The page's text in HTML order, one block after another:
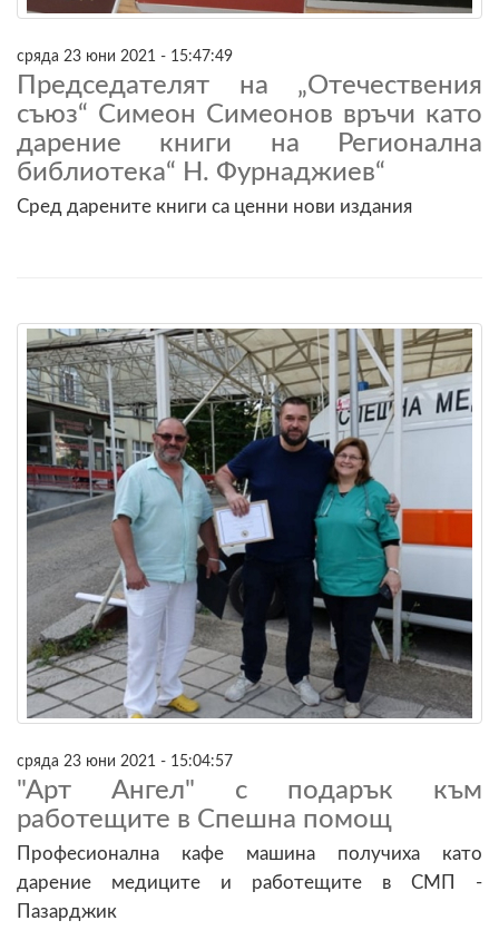
сряда 23 юни 2021 - 15:47:49
Председателят на „Отечествения
съюз“ Симеон Симеонов връчи като
дарение книги на Регионална
библиотека“ Н. Фурнаджиев“
Сред дарените книги са ценни нови издания
сряда 23 юни 2021 - 15:04:57
"Арт Ангел" с подарък към
работещите в Спешна помощ
Професионална кафе машина получиха като
дарение медиците и работещите в СМП -
Пазарджик